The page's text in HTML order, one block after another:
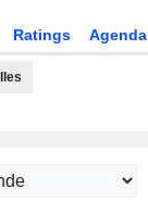
Ratings Agenda